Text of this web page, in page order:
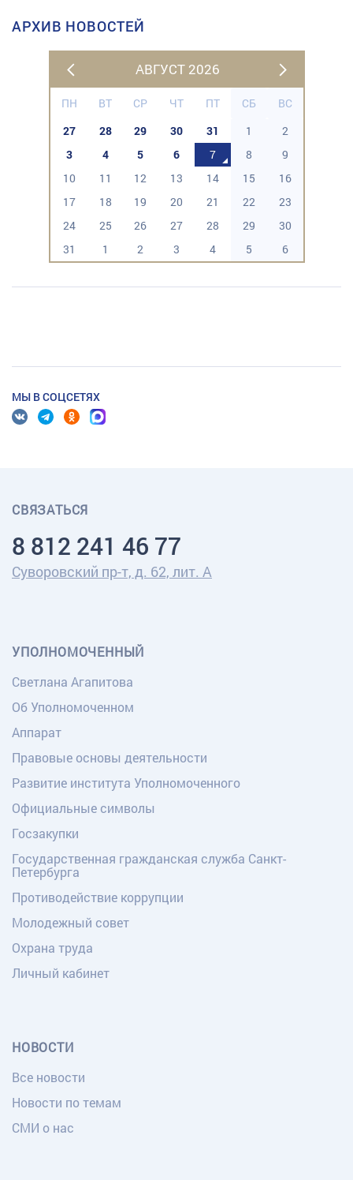
АРХИВ НОВОСТЕЙ
АВГУСТ 2026
ПН ВТ СР ЧТ ПТ СБ
ВС
27
28 29 30 31 1
2
3
4 5 6 7 8
9
10
11 12 13 14 15
16
17
18 19 20 21 22
23
24
25 26 27 28 29
30
31
1 2 3 4 5 6
МЫ В СОЦСЕТЯХ
СВЯЗАТЬСЯ
8 812 241 46 77
Суворовский пр-т, д. 62, лит. А
УПОЛНОМОЧЕННЫЙ
Светлана Агапитова
Об Уполномоченном
Аппарат
Правовые основы деятельности
Развитие института Уполномоченного
Официальные символы
Госзакупки
Государственная гражданская служба Санкт-
Петербурга
Противодействие коррупции
Молодежный совет
Охрана труда
Личный кабинет
НОВОСТИ
Все новости
Новости по темам
СМИ о нас